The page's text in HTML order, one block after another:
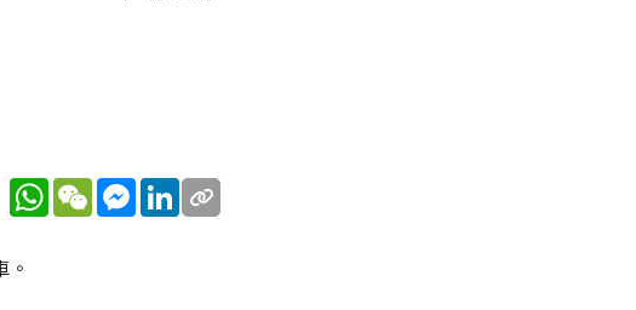
WhatsApp
WeChatMessenger
LinkedIn